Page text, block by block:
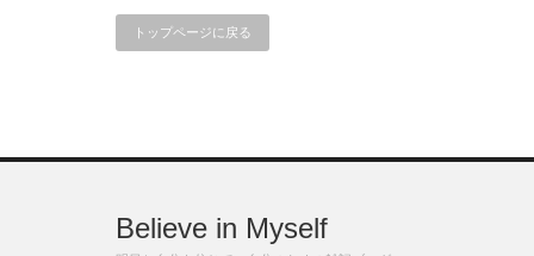
トップページに戻る
Believe in Myself